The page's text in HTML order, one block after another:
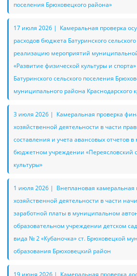
поселения Брюховецкого района»
17 июля 2026 | Камеральная проверка
расходов бюджета Батуринского
реализацию мероприятий
«Развитие физической культуры и
Батуринского сельского поселения
муниципального района Краснодарского
3 июля 2026 | Камеральная проверка
хозяйственной деятельности в части
составления и учета авансовых отчетов
бюджетном учреждении «Переясловский
культуры»
1 июля 2026 | Внеплановая камеральная
хозяйственной деятельности в части
заработной платы в муниципальном
образовательном учреждении детском
вида № 2 «Кубаночка» ст. Брюховецкой
образования Брюховецкий район
19 июня 2026 | Камеральная проверка